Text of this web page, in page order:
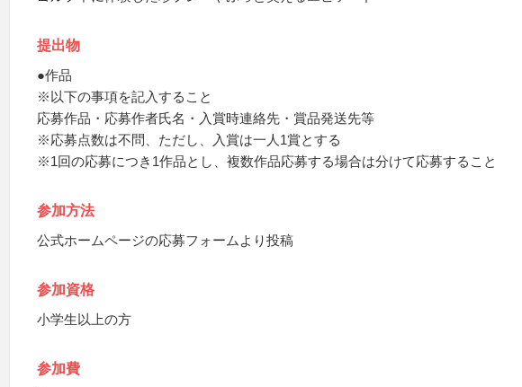
提出物
●作品
※以下の事項を記入すること
応募作品・応募作者氏名・入賞時連絡先・賞品発送先等
※応募点数は不問、ただし、入賞は一人1賞とする
※1回の応募につき1作品とし、複数作品応募する場合は分けて応募すること
参加方法
公式ホームページの応募フォームより投稿
参加資格
小学生以上の方
参加費